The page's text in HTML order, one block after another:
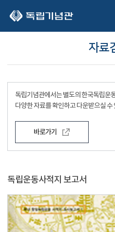
자료
독립기념관에서는 별도의 한국독립운
다양한 자료를 확인하고 다운받으실 수
바로가기
독립운동사적지 보고서